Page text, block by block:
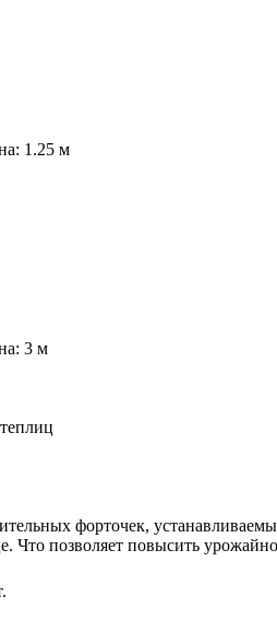
1.25 м
3 м
форточек,
Что позволяет повысить